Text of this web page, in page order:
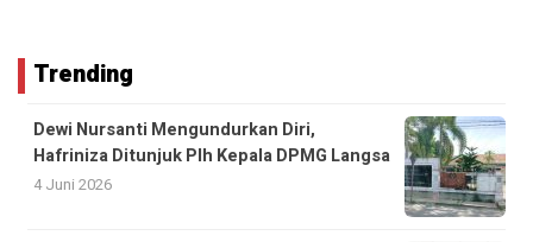
Trending
Dewi Nursanti Mengundurkan Diri,
Hafriniza Ditunjuk Plh Kepala DPMG Langsa
4 Juni 2026